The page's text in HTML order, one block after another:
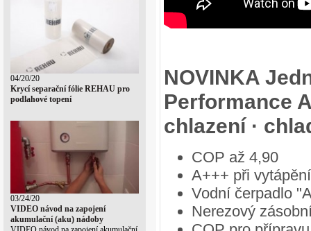
04/20/20
Krycí separační fólie REHAU pro
podlahové topení
03/24/20
VIDEO návod na zapojení
akumulační (aku) nádoby
NOVINKA
Performance
chlazení ·
COP až 4,90
A+++ při
Vodní čerpadlo
Nerezový